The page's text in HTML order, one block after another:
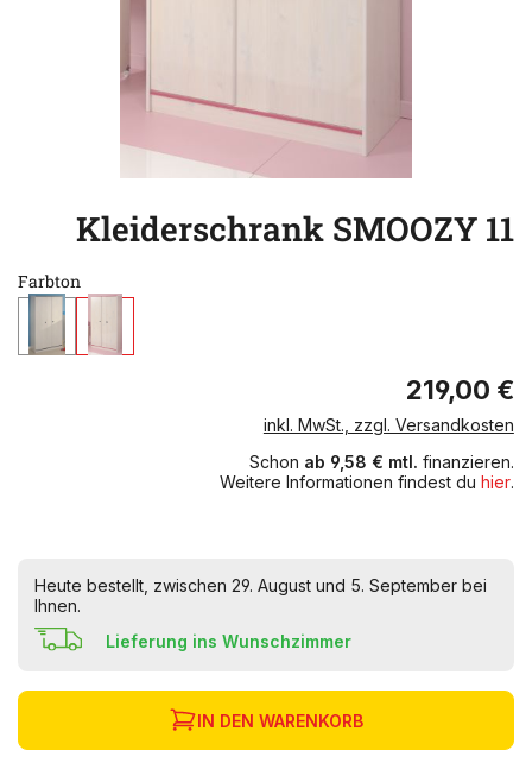
Kleiderschrank SMOOZY 11
Farbton
219,00 €
inkl. MwSt., zzgl. Versandkosten
Schon ab 9,58 € mtl. finanzieren.
Weitere Informationen findest du hier.
Heute bestellt, zwischen 29. August und 5. September bei
Ihnen.
Lieferung ins Wunschzimmer
IN DEN WARENKORB